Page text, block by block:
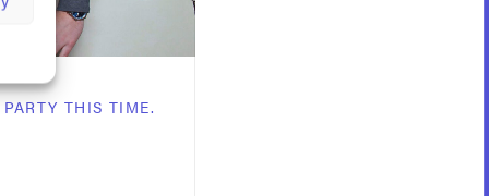
THIS TIME.